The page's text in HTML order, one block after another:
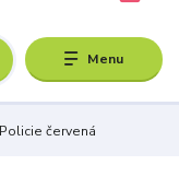
Menu
červená